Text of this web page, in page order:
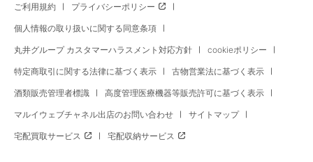
ご利用規約 プライバシーポリシー
個人情報の取り扱いに関する同意条項
丸井グループ カスタマーハラスメント対応方針 cookieポリシー
特定商取引に関する法律に基づく表示 古物営業法に基づく表示
酒類販売管理者標識 高度管理医療機器等販売許可に基づく表示
マルイウェブチャネル出店のお問い合わせ サイトマップ
宅配買取サービス 宅配収納サービス